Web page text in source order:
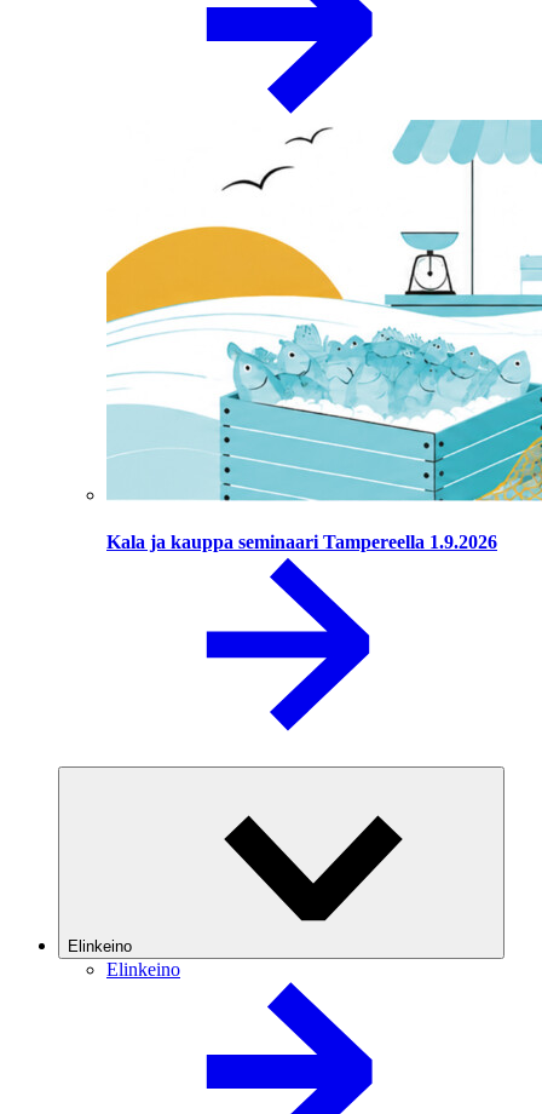
Kala ja kauppa seminaari Tampereella 1.9.2026
Elinkeino
Elinkeino